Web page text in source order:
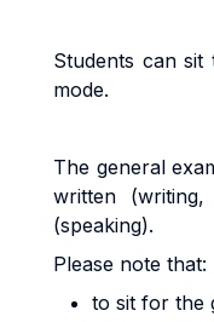
Students can sit
mode.
The general
written
(speaking).
Please note that:
to sit for the